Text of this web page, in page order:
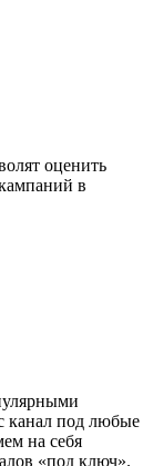
оценить
в
канал под любые
на себя
«под ключ».